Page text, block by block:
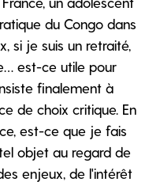
du Congo dans
si je suis un retraité,
est-ce utile pour
finalement à
de choix critique. En
est-ce que je fais
objet au regard de
enjeux, de l'intérêt